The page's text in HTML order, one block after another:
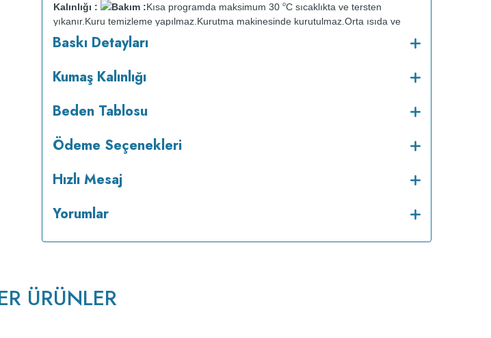
Kalınlığı :
Bakım :Kısa programda maksimum 30 oC sıcaklıkta ve tersten
yıkanır. Kuru temizleme yapılmaz. Kurutma makinesinde kurutulmaz. Orta ısıda ve
tersten ütülenir.
Baskı Detayları
Kumaş Kalınlığı
Beden Tablosu
Ödeme Seçenekleri
Hızlı Mesaj
Yorumlar
ÜRÜNLER